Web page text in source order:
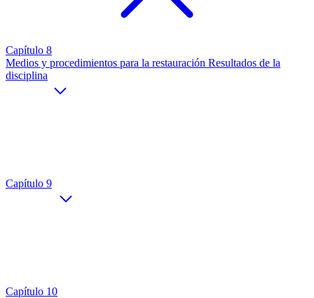
Capítulo 8
Medios y procedimientos para la restauración Resultados de la
disciplina
Capítulo 9
Capítulo 10